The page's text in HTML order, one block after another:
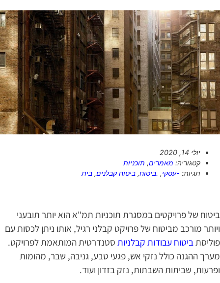
יולי 14, 2020
קטגוריה: מאמרים, תוכניות
תגיות: -עסקי, .ביטוח, ביטוח קבלנים, בית
של פרויקטים במסגרת תוכניות תמ"א הוא יותר תובעני
מורכב מביטוח של פרויקט קבלני רגיל, אותו ניתן לכסות עם
ביטוח עבודות קבלניותסטנדרטית המותאמת לפרויקט.
ההגנה כולל נזקי אש, פגעי טבע, גניבה, שבר, מהומות
שביתות השבתות, נזק בזדון ועוד.